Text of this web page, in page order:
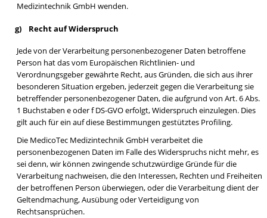
Medizintechnik GmbH wenden.
g) Recht auf Widerspruch
Jede von der Verarbeitung personenbezogener Daten betroffene
Person hat das vom Europäischen Richtlinien- und
Verordnungsgeber gewährte Recht, aus Gründen, die sich aus ihrer
besonderen Situation ergeben, jederzeit gegen die Verarbeitung sie
betreffender personenbezogener Daten, die aufgrund von Art. 6 Abs.
1 Buchstaben e oder f DS-GVO erfolgt, Widerspruch einzulegen. Dies
gilt auch für ein auf diese Bestimmungen gestütztes Profiling.
Die MedicoTec Medizintechnik GmbH verarbeitet die
personenbezogenen Daten im Falle des Widerspruchs nicht mehr, es
sei denn, wir können zwingende schutzwürdige Gründe für die
Verarbeitung nachweisen, die den Interessen, Rechten und Freiheiten
der betroffenen Person überwiegen, oder die Verarbeitung dient der
Geltendmachung, Ausübung oder Verteidigung von
Rechtsansprüchen.